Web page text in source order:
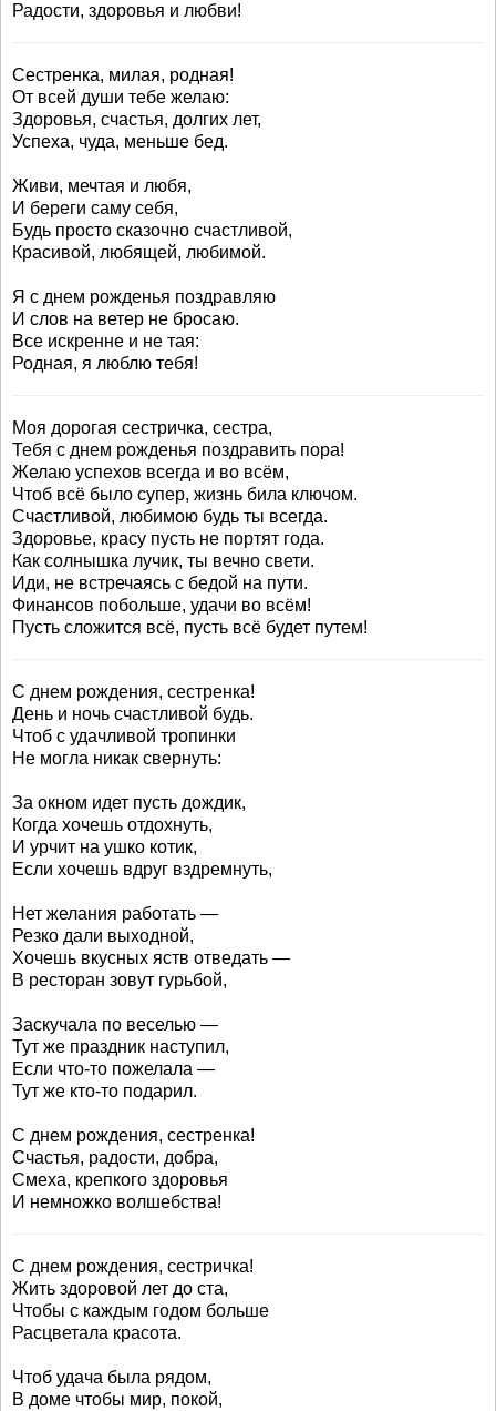
Радости, здоровья и любви!
Сестренка, милая, родная!
От всей души тебе желаю:
Здоровья, счастья, долгих лет,
Успеха, чуда, меньше бед.
Живи, мечтая и любя,
И береги саму себя,
Будь просто сказочно счастливой,
Красивой, любящей, любимой.
Я с днем рожденья поздравляю
И слов на ветер не бросаю.
Все искренне и не тая:
Родная, я люблю тебя!
Моя дорогая сестричка, сестра,
Тебя с днем рожденья поздравить пора!
Желаю успехов всегда и во всём,
Чтоб всё было супер, жизнь била ключом.
Счастливой, любимою будь ты всегда.
Здоровье, красу пусть не портят года.
Как солнышка лучик, ты вечно свети.
Иди, не встречаясь с бедой на пути.
Финансов побольше, удачи во всём!
Пусть сложится всё, пусть всё будет путем!
С днем рождения, сестренка!
День и ночь счастливой будь.
Чтоб с удачливой тропинки
Не могла никак свернуть:
За окном идет пусть дождик,
Когда хочешь отдохнуть,
И урчит на ушко котик,
Если хочешь вдруг вздремнуть,
Нет желания работать —
Резко дали выходной,
Хочешь вкусных яств отведать —
В ресторан зовут гурьбой,
Заскучала по веселью —
Тут же праздник наступил,
Если что-то пожелала —
Тут же кто-то подарил.
С днем рождения, сестренка!
Счастья, радости, добра,
Смеха, крепкого здоровья
И немножко волшебства!
С днем рождения, сестричка!
Жить здоровой лет до ста,
Чтобы с каждым годом больше
Расцветала красота.
Чтоб удача была рядом,
В доме чтобы мир, покой,